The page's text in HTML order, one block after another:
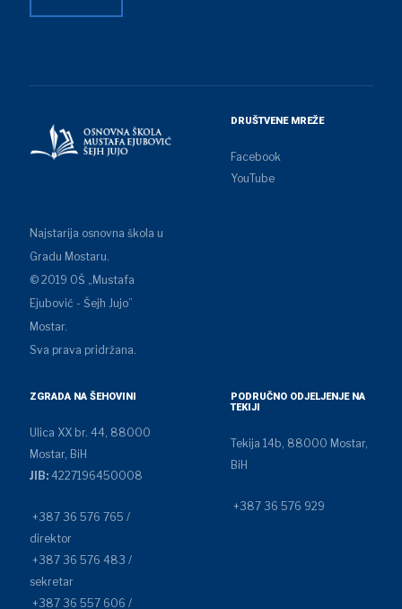
Najstarija osnovna škola u
Gradu Mostaru.
© 2019 OŠ „Mustafa
Ejubović - Šejh Jujo”
Mostar.
Sva prava pridržana.
DRUŠTVENE MREŽE
Facebook
YouTube
ZGRADA NA ŠEHOVINI
Ulica XX br. 44, 88000
Mostar, BiH
JIB:4227196450008
+387 36 576 765 /
direktor
+387 36 576 483 /
sekretar
+387 36 557 606 /
PODRUČNO ODJELJENJE NA
TEKIJI
Tekija 14b, 88000 Mostar,
BiH
+387 36 576 929